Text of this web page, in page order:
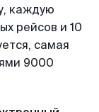
каждую
рейсов и 10
самая
9000